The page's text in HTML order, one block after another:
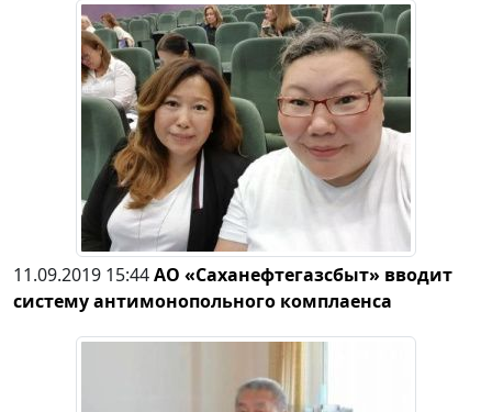
11.09.2019 15:44АО «Саханефтегазсбыт» вводит
систему антимонопольного комплаенса